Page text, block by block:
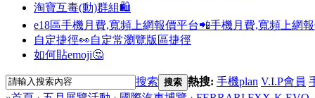
淘寶互毒(動)群組🛍️
e18區手機月費,寬頻上網報價平台📲手機月費,寬頻上網
自定捷徑👀自定常瀏覽版區捷徑
如何貼emoji🤔
搜索 搜索 熱搜: 手機plan V.I.P會員